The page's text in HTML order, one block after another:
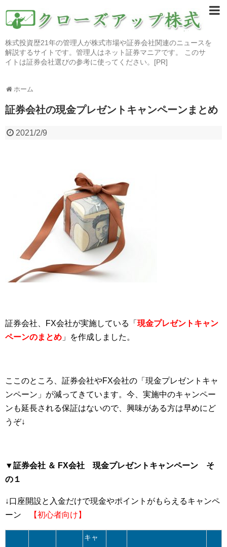
株式投資歴21年の管理人が株式市場や証券会社関連のニュースを
解説するサイトです。管理人はネット証券マニアです。 このサ
イトは証券会社選びの参考に使ってください。[PR]
ホーム
証券会社の現金プレゼントキャンペーンまとめ
2021/2/9
証券会社、FX会社が実施している「 現金プレゼントキャン
ペーンのまとめ 」を作成しました。
ここのところ、証券会社やFX会社の「現金プレゼントキャ
ンペーン」が減ってきています。今、実施中のキャンペー
ンも延長される保証はないので、興味がある方は早めにど
うぞ↓
▼証券会社 ＆ FX会社 現金プレゼントキャンペーン そ
の１
↓口座開設と入金だけで現金やポイントがもらえるキャンペ
ーン
【初心者向け】
キャ